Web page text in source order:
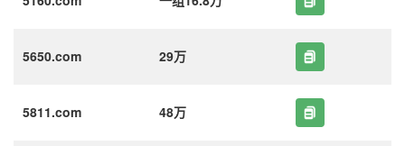
5650.com 29万
5811.com 48万